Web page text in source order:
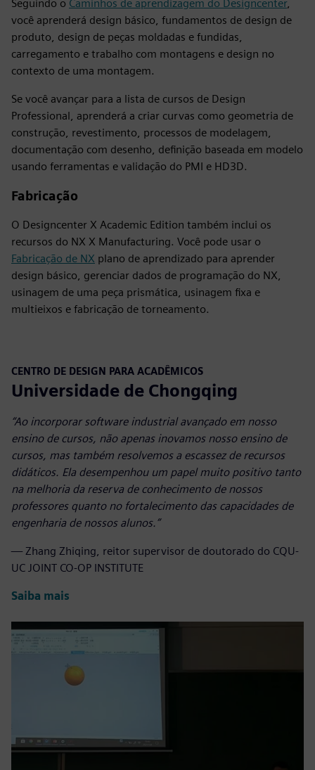
Seguindo o Caminhos de aprendizagem do Designcenter,
você aprenderá design básico, fundamentos de design de
produto, design de peças moldadas e fundidas,
carregamento e trabalho com montagens e design no
contexto de uma montagem.
Se você avançar para a lista de cursos de Design
Professional, aprenderá a criar curvas como geometria de
construção, revestimento, processos de modelagem,
documentação com desenho, definição baseada em modelo
usando ferramentas e validação do PMI e HD3D.
Fabricação
O Designcenter X Academic Edition também inclui os
recursos do NX X Manufacturing. Você pode usar o
Fabricação de NX plano de aprendizado para aprender
design básico, gerenciar dados de programação do NX,
usinagem de uma peça prismática, usinagem fixa e
multieixos e fabricação de torneamento.
CENTRO DE DESIGN PARA ACADÊMICOS
Universidade de Chongqing
“Ao incorporar software industrial avançado em nosso
ensino de cursos, não apenas inovamos nosso ensino de
cursos, mas também resolvemos a escassez de recursos
didáticos. Ela desempenhou um papel muito positivo tanto
na melhoria da reserva de conhecimento de nossos
professores quanto no fortalecimento das capacidades de
engenharia de nossos alunos.”
— Zhang Zhiqing, reitor supervisor de doutorado do CQU-
UC JOINT CO-OP INSTITUTE
Saiba mais